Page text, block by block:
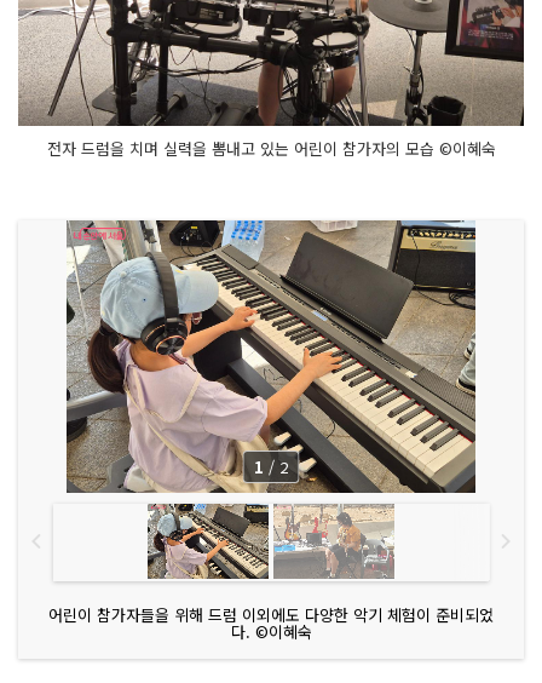
전자 드럼을 치며 실력을 뽐내고 있는 어린이 참가자의 모습 ©이혜숙
어린이 참가자들을 위해 드럼 이외에도 다양한 악기 체험이 준비되었
다. ©이혜숙
1 / 2